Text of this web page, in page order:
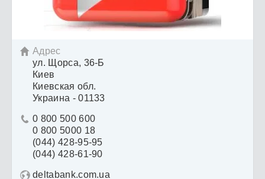
 Адрес
ул. Щорса, 36-Б
Киев
Киевская обл.
Украина - 01133
 0 800 500 600
0 800 5000 18
(044) 428-95-95
(044) 428-61-90
deltabank.com.ua